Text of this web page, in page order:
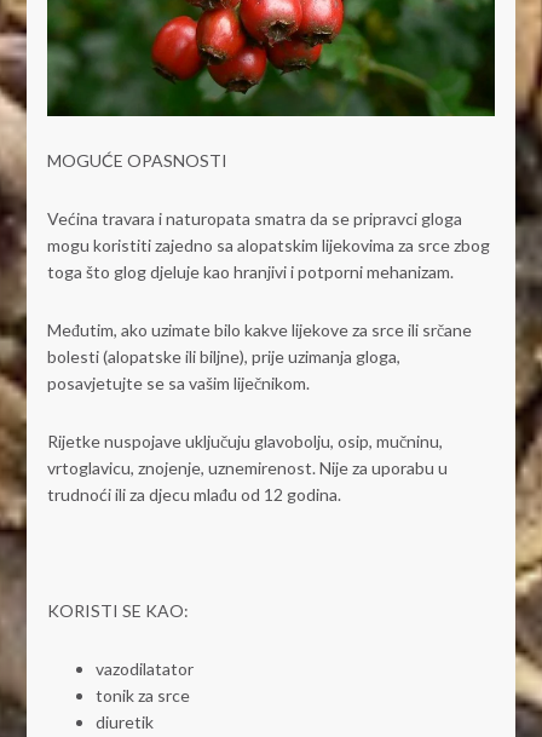
MOGUĆE OPASNOSTI
Većina travara i naturopata smatra da se pripravci gloga
mogu koristiti zajedno sa alopatskim lijekovima za srce zbog
toga što glog djeluje kao hranjivi i potporni mehanizam.
Međutim, ako uzimate bilo kakve lijekove za srce ili srčane
bolesti (alopatske ili biljne), prije uzimanja gloga,
posavjetujte se sa vašim liječnikom.
Rijetke nuspojave uključuju glavobolju, osip, mučninu,
vrtoglavicu, znojenje, uznemirenost. Nije za uporabu u
trudnoći ili za djecu mlađu od 12 godina.
KORISTI SE KAO:
vazodilatator
tonik za srce
diuretik